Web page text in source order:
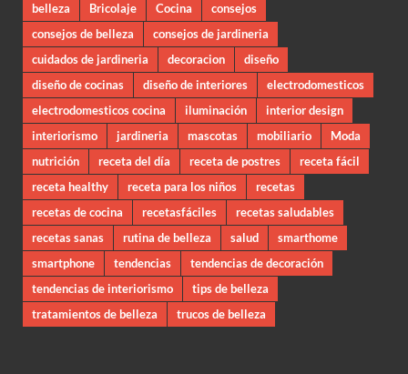
belleza
Bricolaje Cocina
consejos
consejos de belleza
consejos de jardineria
cuidados de jardineria
decoracion
diseño
diseño de cocinas
diseño de interiores
electrodomesticos
electrodomesticos cocina
iluminación
interior design
interiorismo
jardineria mascotas mobiliario
Moda
nutrición
receta del día receta de postres
receta fácil
receta healthy
receta para los niños
recetas
recetas de cocina
recetasfáciles
recetas saludables
recetas sanas
rutina de belleza salud
smarthome
smartphone
tendencias
tendencias de decoración
tendencias de interiorismo
tips de belleza
tratamientos de belleza
trucos de belleza